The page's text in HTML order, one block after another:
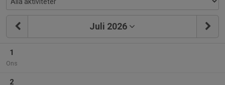
Juli 2026
1
Ons
2